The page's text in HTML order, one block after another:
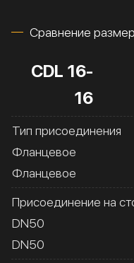
Сравнение
CDL 16-
16
Тип присоединения
Фланцевое
Фланцевое
Присоединение на
DN50
DN50